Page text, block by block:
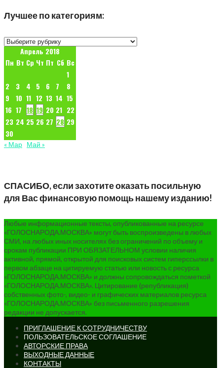
Лучшее по категориям:
Лучшее
категориям:
Апрель 2018
Пн Вт Ср Чт Пт Сб Вс
1
2
3 4 5 6 7
8
9
10 11 12 13 14 15
16 17 18 19 20 21 22
23 24 25 26 27 28 29
30
« Мар Май »
СПАСИБО, если захотите оказать посильную
для Вас финансовую помощь нашему изданию!
Любые информационные тексты, опубликованные на ресурсе
«ГОЛОСНАРОДА.МОСКВА» могут быть воспроизведены в любых
СМИ, на любых иных носителях без ограничений по объему и
срокам публикации ПРИ ОБЯЗАТЕЛЬНОМ условии наличия
активной, прямой, открытой для поисковых систем гиперссылки в
первом абзаце на цитируемую статью или новость с ресурса
«ГОЛОСНАРОДА.МОСКВА» и должны сопровождаться пометкой
«ГОЛОСНАРОДА.МОСКВА». Цитирование (републикация)
собственных фото-, видео- и графических материалов ресурса
«ГОЛОСНАРОДА.МОСКВА» без письменного разрешения
редакции не допускается.
ПРИГЛАШЕНИЕ К СОТРУДНИЧЕСТВУ
ПОЛЬЗОВАТЕЛЬСКОЕ СОГЛАШЕНИЕ
АВТОРСКИЕ ПРАВА
ВЫХОДНЫЕ ДАННЫЕ
КОНТАКТЫ